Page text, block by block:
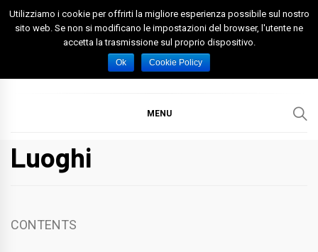
Skip
Spazio Foggia
Foggia News Calcio Eventi e Attività nella Capitanata
MENU
Luoghi
CONTENTS
Utilizziamo i cookie per offrirti la migliore esperienza possibile sul nostro
sito web. Se non si modificano le impostazioni del browser, l'utente ne
accetta la trasmissione sul proprio dispositivo.
Ok Cookie Policy